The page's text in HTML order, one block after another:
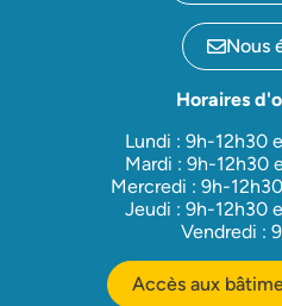
Nous
Horaires
Lundi : 9h-12h30
Mardi : 9h-12h30
Mercredi : 9h-
Jeudi : 9h-12h30
Vendredi :
Accès aux